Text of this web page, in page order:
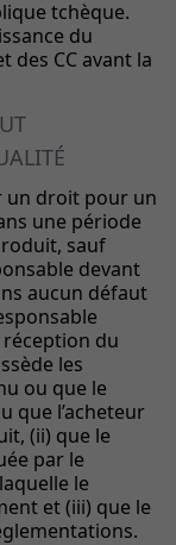
tchèque.
du
des CC avant la
un droit pour un
une période
sauf
devant
aucun défaut
réception du
les
ou que le
que l’acheteur
(ii) que le
par le
le
et (iii) que le